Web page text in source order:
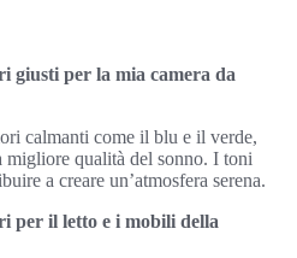
giusti per la mia camera da
calmanti come il blu e il verde,
qualità del sonno. I toni
a creare un’atmosfera serena.
per il letto e i mobili della